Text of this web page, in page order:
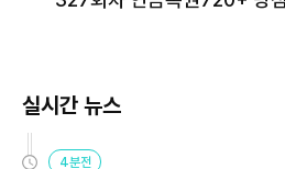
실시간 뉴스
4분전